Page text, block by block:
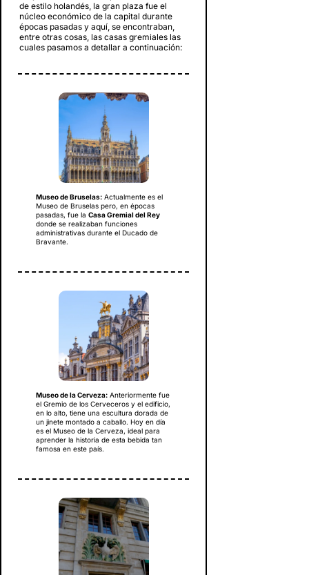
de estilo holandés, la gran plaza fue el
núcleo económico de la capital durante
épocas pasadas y aquí, se encontraban,
entre otras cosas, las casas gremiales las
cuales pasamos a detallar a continuación:
Museo de Bruselas: Actualmente es el
Museo de Bruselas pero, en épocas
pasadas, fue la Casa Gremial del Rey
donde se realizaban funciones
administrativas durante el Ducado de
Bravante.
Museo de la Cerveza: Anteriormente fue
el Gremio de los Cerveceros y el edificio,
en lo alto, tiene una escultura dorada de
un jinete montado a caballo. Hoy en día
es el Museo de la Cerveza, ideal para
aprender la historia de esta bebida tan
famosa en este país.